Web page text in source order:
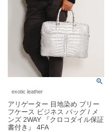
exotic leather
アリゲーター 目地染め ブリー
フケース ビジネス バッグ / メ
ンズ 2WAY 『クロコダイル保証
書付き』 4FA